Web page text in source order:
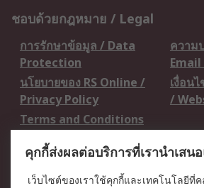
ชอบด้วยกฎหมาย / Legal
การรักษาข้อมูล / Data
Protection
ความ
นโยบายของ RS Online /
Privacy Policy
เงื่อน
/
Terms and Conditions
เกี่ยวกับ RS / About RS
คุกกี้ส่งผลต่อบริการที่เรานำเส
เว็บไซต์ของเราใช้คุกกี้และเทคโนโลยีที่